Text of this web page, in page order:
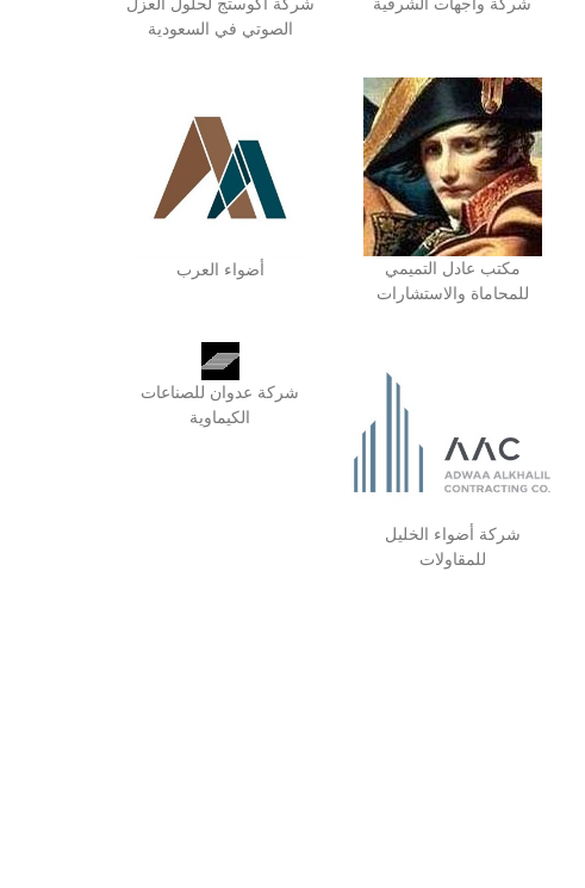
شركة واجهات الشرقية
شركة أكوستج لحلول العزل
الصوتي في السعودية
مكتب عادل التميمي
للمحاماة والاستشارات
أضواء العرب
شركة أضواء الخليل
للمقاولات
شركة عدوان للصناعات
الكيماوية